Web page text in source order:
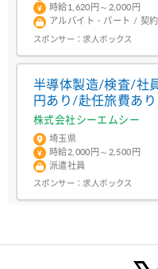
時給1,620円～2,000円
アルバイト・パート / 契
スポンサー：求人ボックス
半導体製造/検査/社
円あり/赴任旅費あり
株式会社シーエムシー
埼玉県
時給2,000円～2,500円
派遣社員
スポンサー：求人ボックス